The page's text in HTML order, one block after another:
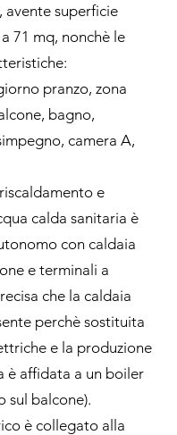
avente superficie
71 mq, nonchè le
pranzo, zona
bagno,
camera A,
e
calda sanitaria è
con caldaia
e terminali a
che la caldaia
perchè sostituita
e la produzione
è affidata a un boiler
sul balcone).
è collegato alla